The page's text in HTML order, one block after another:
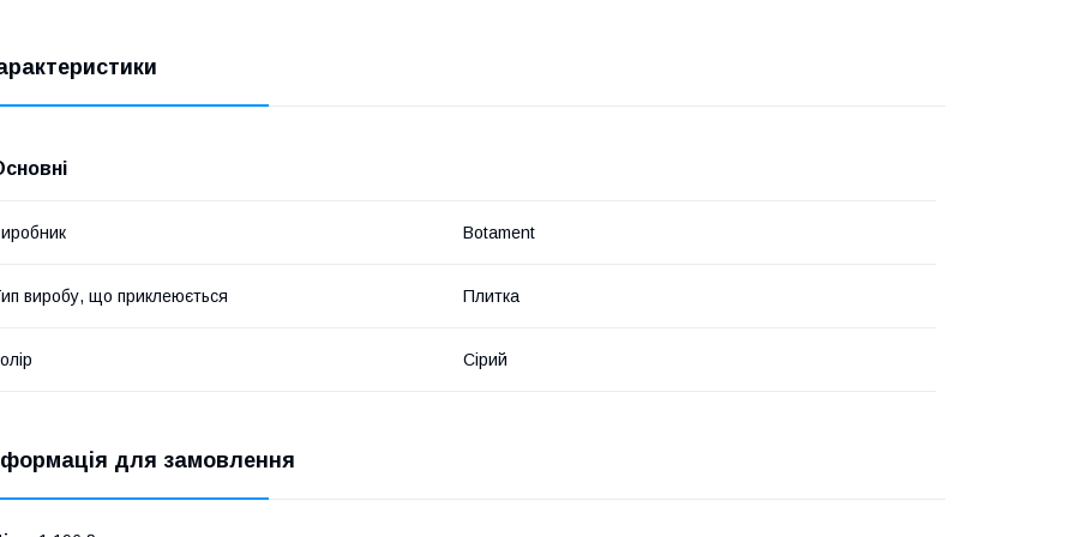
Botament
виробу, що приклеюється Плитка
Сірий
для замовлення